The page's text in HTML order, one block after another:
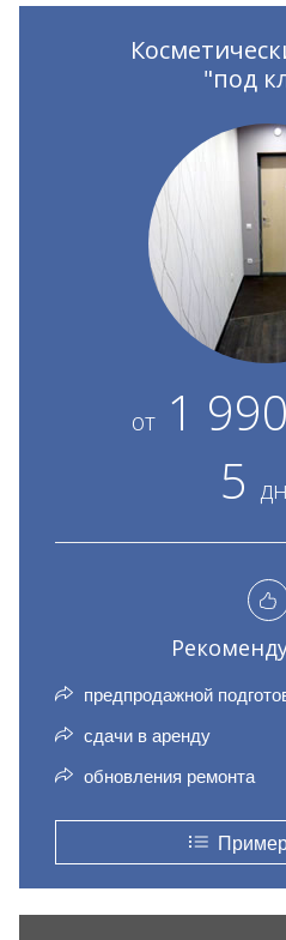
"под
от1 990
5
предпродажной
сдачи в аренду
обновления ремонта